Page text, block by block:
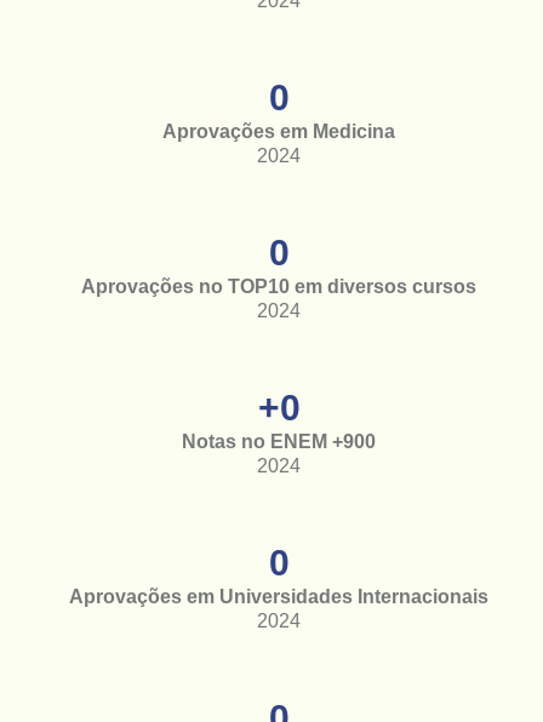
Aprovações em Medicina
0
2024
Aprovações no TOP10 em diversos cursos
0
2024
Notas no ENEM +900
+0
2024
Aprovações em Universidades Internacionais
0
2024